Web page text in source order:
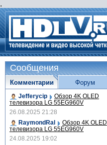
.
Сообщения
Комментарии
Jefferycip Обзор 4K OLED
телевизора LG 55EG960V
26.08.2025 21:28
RaymondRal
Обзор 4K OLED
телевизора LG 55EG960V
24.08.2025 19:02
Форум